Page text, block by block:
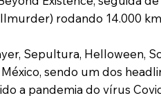
rodando 14.000
Sepultura, Helloween,
sendo um dos
a pandemia do vírus